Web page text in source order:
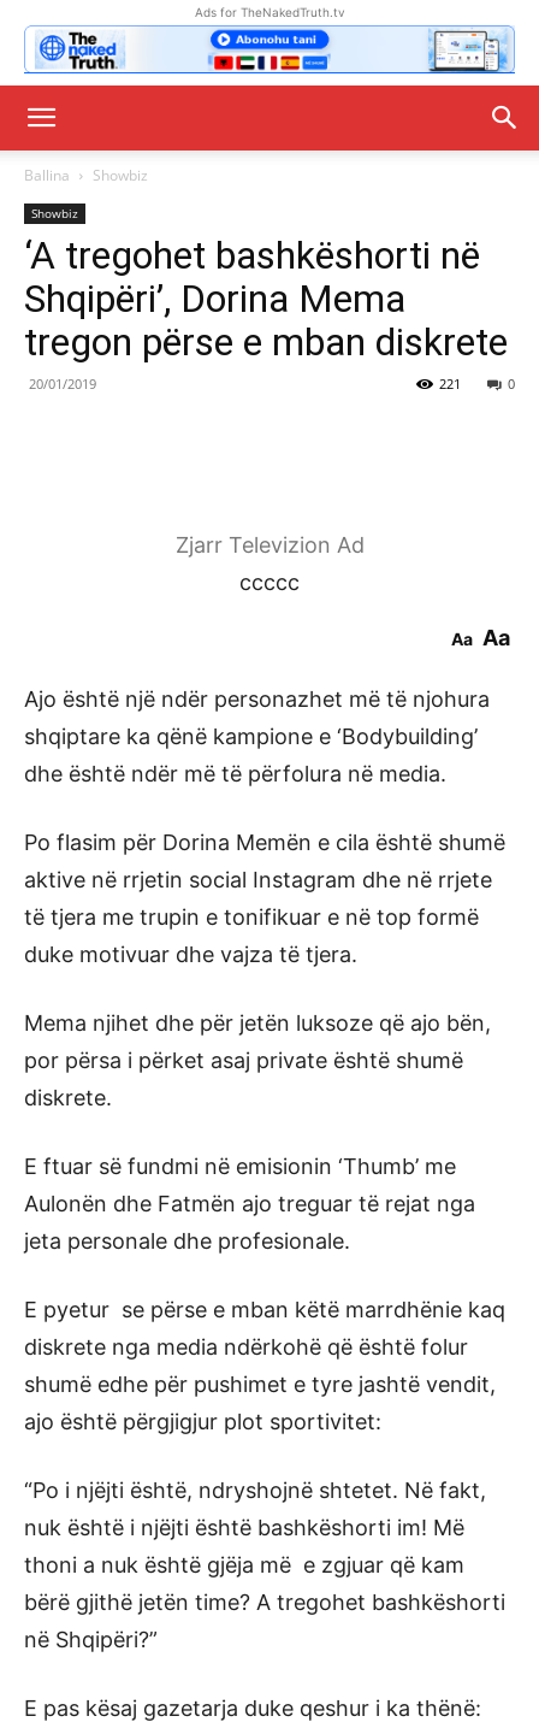
Ads for TheNakedTruth.tv
Ballina Showbiz
Showbiz
‘A tregohet bashkëshorti në
Shqipëri’, Dorina Mema
tregon përse e mban diskrete
20/01/2019 0
221
Zjarr Televizion Ad
ccccc
Aa Aa
Ajo është një ndër personazhet më të njohura
shqiptare ka qënë kampione e ‘Bodybuilding’
dhe është ndër më të përfolura në media.
Po flasim për Dorina Memën e cila është shumë
aktive në rrjetin social Instagram dhe në rrjete
të tjera me trupin e tonifikuar e në top formë
duke motivuar dhe vajza të tjera.
Mema njihet dhe për jetën luksoze që ajo bën,
por përsa i përket asaj private është shumë
diskrete.
E ftuar së fundmi në emisionin ‘Thumb’ me
Aulonën dhe Fatmën ajo treguar të rejat nga
jeta personale dhe profesionale.
E pyetur se përse e mban këtë marrdhënie kaq
diskrete nga media ndërkohë që është folur
shumë edhe për pushimet e tyre jashtë vendit,
ajo është përgjigjur plot sportivitet:
“Po i njëjti është, ndryshojnë shtetet. Në fakt,
nuk është i njëjti është bashkëshorti im! Më
thoni a nuk është gjëja më e zgjuar që kam
bërë gjithë jetën time? A tregohet bashkëshorti
në Shqipëri?”
E pas kësaj gazetarja duke qeshur i ka thënë: